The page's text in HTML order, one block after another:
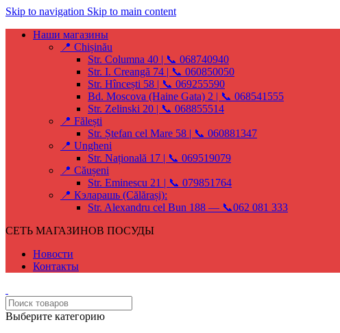
Skip to navigation Skip to main content
Наши магазины
📍 Chișinău
Str. Columna 40 | 📞 068740940
Str. I. Creangă 74 | 📞 060850050
Str. Hîncești 58 | 📞 069255590
Bd. Moscova (Haine Gata) 2 | 📞 068541555
Str. Zelinski 20 | 📞 068855514
📍 Fălești
Str. Ștefan cel Mare 58 | 📞 060881347
📍 Ungheni
Str. Națională 17 | 📞 069519079
📍 Căușeni
Str. Eminescu 21 | 📞 079851764
📍 Кэларашь (Călărași):
Str. Alexandru cel Bun 188 — 📞062 081 333
СЕТЬ МАГАЗИНОВ ПОСУДЫ
Новости
Контакты
Выберите категорию